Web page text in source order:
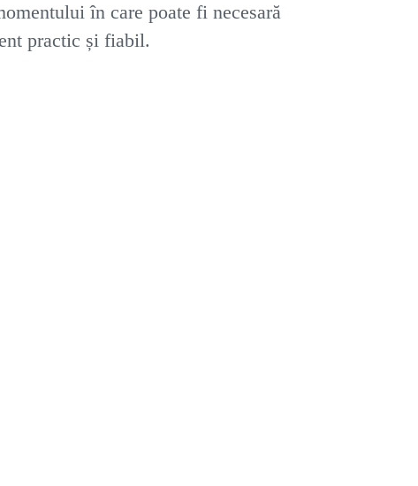
în care poate fi necesară
practic și fiabil.